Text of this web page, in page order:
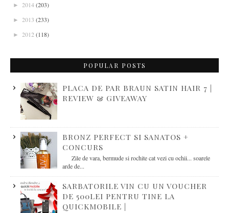
► 2014(203)
► 2013 (233)
► 2012 (118)
POPULAR POSTS
PLACA DE PAR BRAUN SATIN HAIR 7 |
REVIEW & GIVEAWAY
BRONZ PERFECT SI SANATOS +
CONCURS
Zile de vara, bermude si rochite cat vezi cu ochii... soarele
arde de...
SARBATORILE VIN CU UN VOUCHER
DE 500LEI PENTRU TINE LA
QUICKMOBILE |